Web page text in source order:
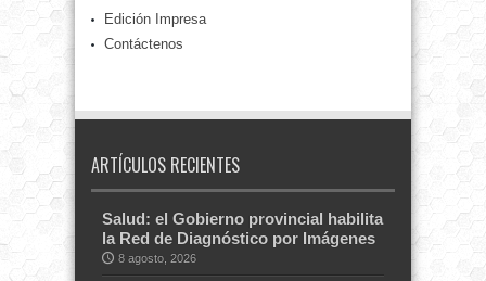
Edición Impresa
Contáctenos
ARTÍCULOS RECIENTES
Salud: el Gobierno provincial habilita
la Red de Diagnóstico por Imágenes
8 agosto, 2026